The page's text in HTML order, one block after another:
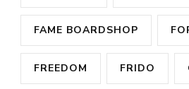
FAME BOARDSHOP
FREEDOM FRIDO